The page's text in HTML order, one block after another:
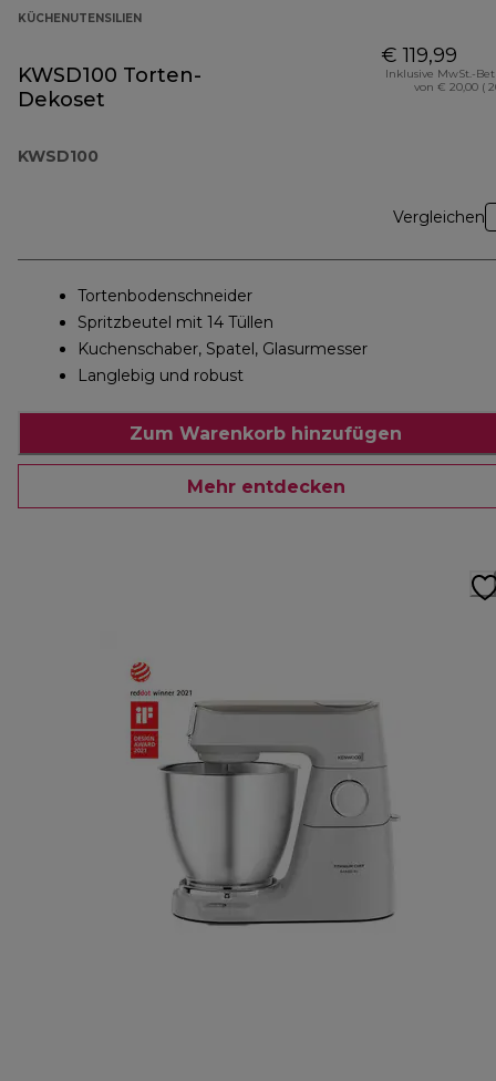
KÜCHENUTENSILIEN
KWSD100 Torten-
Dekoset
KWSD100
€ 119,99
Inklusive MwSt.-
von € 20,00 (
Vergleichen
Tortenbodenschneider
Spritzbeutel mit 14 Tüllen
Kuchenschaber, Spatel, Glasurmesser
Langlebig und robust
Zum Warenkorb hinzufügen
Mehr entdecken